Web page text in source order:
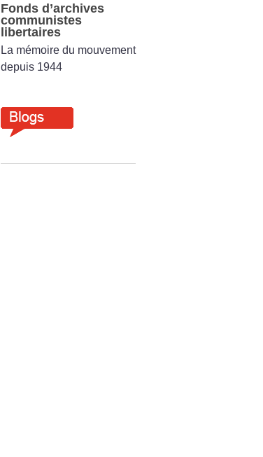
Fonds d’archives
communistes
libertaires
La mémoire du mouvement
depuis 1944